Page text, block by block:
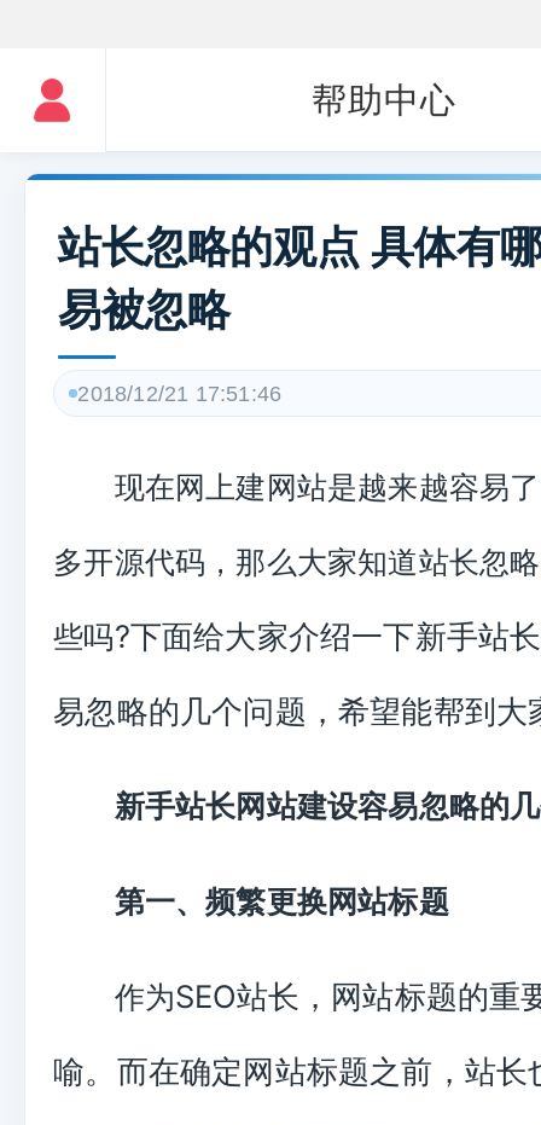
帮助中心
站长忽略的观点 具体有
易被忽略
2018/12/21 17:51:46
现在网上建网站是越来越容易了
多开源代码，那么大家知道站长忽
些吗?下面给大家介绍一下新手站
易忽略的几个问题，希望能帮到大
新手站长网站建设容易忽略的
第一、频繁更换网站标题
作为SEO站长，网站标题的重
喻。而在确定网站标题之前，站长